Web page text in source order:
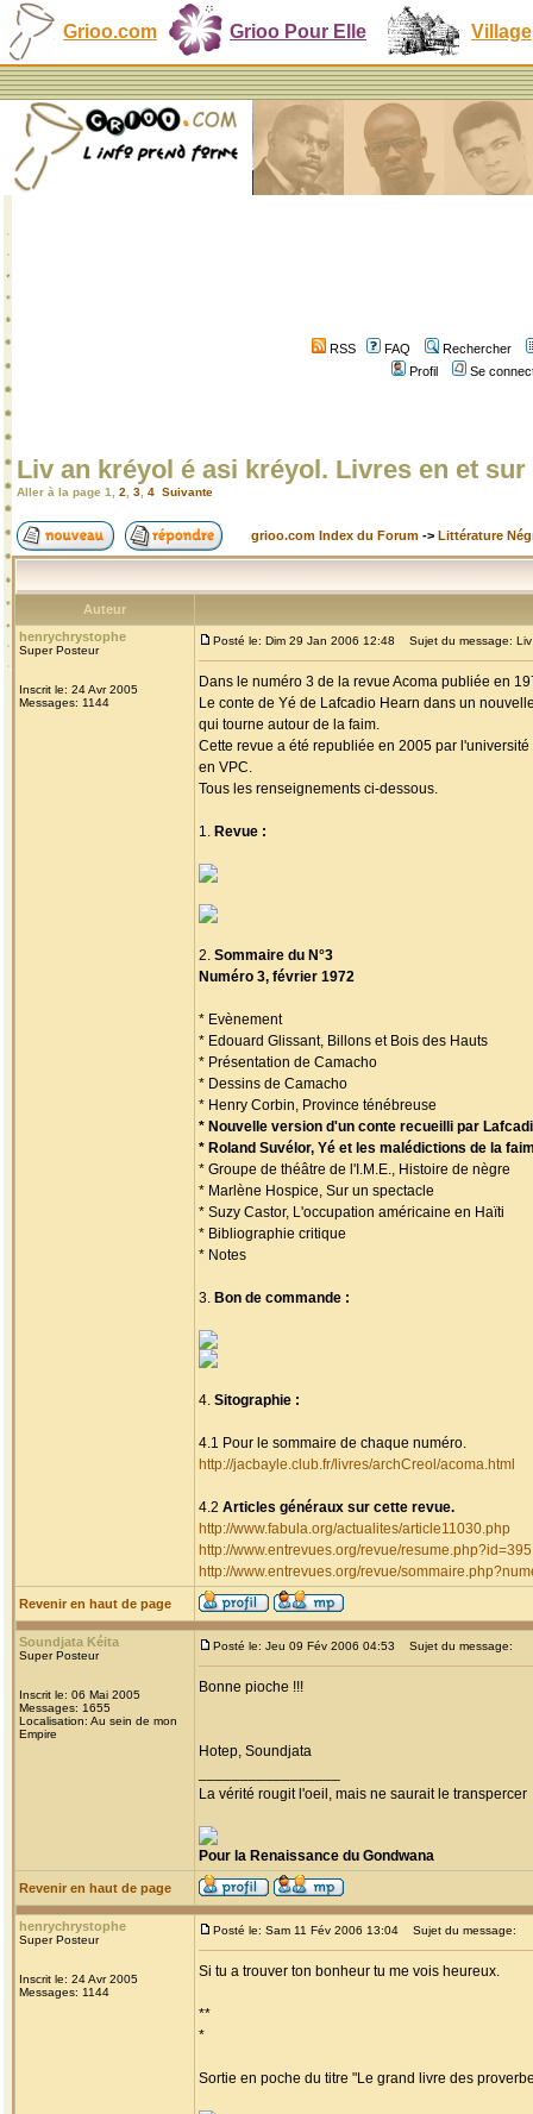
Grioo.com Grioo Pour Elle Village
RSS FAQ
Rechercher
Profil
Se
Liv an kréyol é asi kréyol. Livres en et sur
Aller à la page 1 2 3 4 Suivante
grioo.com Index du Forum -> Littérature
Auteur
henrychrystophe
Super Posteur
Inscrit le: 24 Avr 2005
Messages: 1144
Posté le: Dim 29 Jan 2006 12:48 Sujet du message: Liv
Dans le numéro 3 de la revue Acoma publiée en
Le conte de Yé de Lafcadio Hearn dans un
qui tourne autour de la faim.
Cette revue a été republiée en 2005 par
en VPC.
Tous les renseignements ci-dessous.
1. Revue :
2. Sommaire du N°3
Numéro 3, février 1972
* Evènement
* Edouard Glissant, Billons et Bois des Hauts
* Présentation de Camacho
* Dessins de Camacho
* Henry Corbin, Province ténébreuse
* Nouvelle version d'un conte recueilli par
* Roland Suvélor, Yé et les malédictions de la
* Groupe de théâtre de l'I.M.E., Histoire de nègre
* Marlène Hospice, Sur un spectacle
* Suzy Castor, L'occupation américaine en Haïti
* Bibliographie critique
* Notes
3. Bon de commande :
4. Sitographie :
4.1 Pour le sommaire de chaque numéro.
http://jacbayle.club.fr/livres/archCreol/acoma.html
4.2 Articles généraux sur cette revue.
http://www.fabula.org/actualites/article11030.php
http://www.entrevues.org/revue/
http://www.entrevues.org/revue/
Revenir en haut de page
Soundjata Kéita
Super Posteur
Inscrit le: 06 Mai 2005
Messages: 1655
Localisation: Au sein de mon
Empire
Posté le: Jeu 09 Fév 2006 04:53 Sujet du message:
Bonne pioche !!!
Hotep, Soundjata
La vérité rougit l'oeil, mais ne saurait le transpercer
Pour la Renaissance du Gondwana
Revenir en haut de page
henrychrystophe
Super Posteur
Inscrit le: 24 Avr 2005
Messages: 1144
Posté le: Sam 11 Fév 2006 13:04 Sujet du message:
Si tu a trouver ton bonheur tu me vois heureux.
**
*
Sortie en poche du titre "Le grand livre des